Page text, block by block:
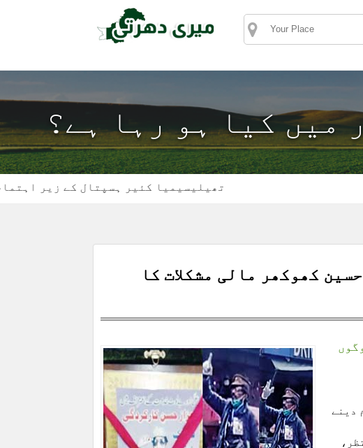
میں کیا ہو رہا ہے؟
تھیلیسیمیا کئیر ہسپتال کے زیر اہتمام ڈی
کھوکھر مالی مشکلات کا
لوگوں
دینے